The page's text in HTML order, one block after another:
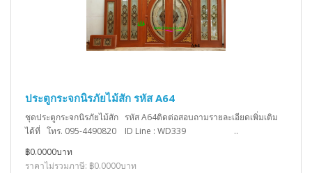
ประตูกระจกนิรภัยไม้สัก รหัส A64
ชุดประตูกระจกนิรภัยไม้สัก รหัส A64ติดต่อสอบถามรายละเอียดเพิ่มเติม
ได้ที่ โทร. 095-4490820 ID Line : WD339 ..
฿0.0000บาท
ราคาไม่รวมภาษี: ฿0.0000บาท